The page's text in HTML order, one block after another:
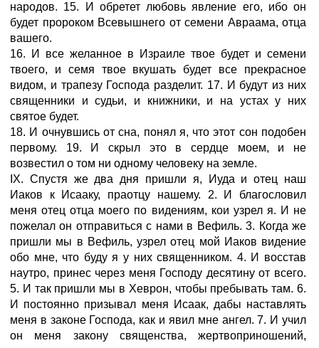
народов. 15. И обретет любовь явление его, ибо он
будет пророком Всевышнего от семени Авраама, отца
вашего.
16. И все желанное в Израиле твое будет и семени
твоего, и семя твое вкушать будет все прекрасное
видом, и трапезу Господа разделит. 17. И будут из них
священники и судьи, и книжники, и на устах у них
святое будет.
18. И очнувшись от сна, понял я, что этот сон подобен
первому. 19. И скрыл это в сердце моем, и не
возвестил о том ни одному человеку на земле.
IX. Спустя же два дня пришли я, Иуда и отец наш
Иаков к Исааку, праотцу нашему. 2. И благословил
меня отец отца моего по видениям, кои узрел я. И не
пожелал он отправиться с нами в Вефиль. 3. Когда же
пришли мы в Вефиль, узрел отец мой Иаков видение
обо мне, что буду я у них священником. 4. И восстав
наутро, принес через меня Господу десятину от всего.
5. И так пришли мы в Хеврон, чтобы пребывать там. 6.
И постоянно призывал меня Исаак, дабы наставлять
меня в законе Господа, как и явил мне ангел. 7. И учил
он меня закону священства, жертвоприношений,